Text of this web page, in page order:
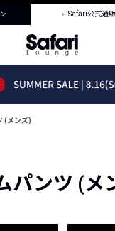
Safari公式通
(メンズ)
パンツ (メ